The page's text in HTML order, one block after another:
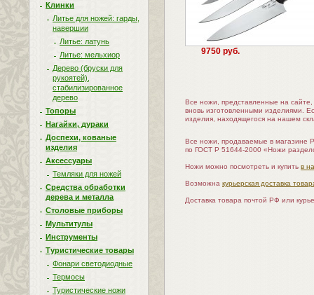
Клинки
Литье для ножей: гарды,
навершии
Литье: латунь
Литье: мельхиор
Дерево (бруски для
рукоятей),
стабилизированное
дерево
Топоры
Нагайки, дураки
Доспехи, кованые
изделия
Аксессуары
Темляки для ножей
Средства обработки
дерева и металла
Столовые приборы
Мультитулы
Инструменты
Туристические товары
Фонари светодиодные
Термосы
Туристические ножи
9750 руб.
Все ножи, представленные на
вновь изготовленными изделиями.
изделия, находящегося на нашем
Все ножи, продаваемые в магазине
по ГОСТ Р 51644-2000 «Ножи
Ножи можно посмотреть и купить в
Возможна курьерская доставка
Доставка товара почтой РФ или